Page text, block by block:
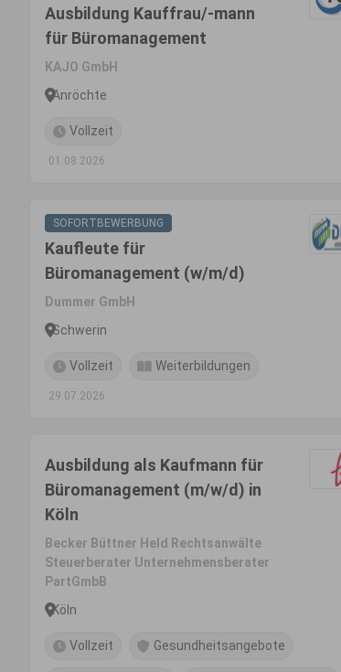
Ausbildung Kauffrau/-mann
für Büromanagement
KAJO GmbH
Anröchte
Vollzeit
01.08.2026
SOFORTBEWERBUNG
Kaufleute für
Büromanagement (w/m/d)
Dummer GmbH
Schwerin
Vollzeit Weiterbildungen
29.07.2026
Ausbildung als Kaufmann für
Büromanagement (m/w/d) in
Köln
Becker Büttner Held Rechtsanwälte
Steuerberater Unternehmensberater
PartGmbB
Köln
Vollzeit Gesundheitsangebote